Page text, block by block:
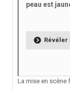
peau est
Révéler
La mise en